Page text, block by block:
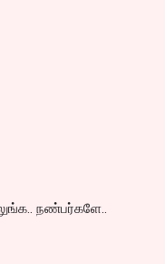
நண்பர்களே..